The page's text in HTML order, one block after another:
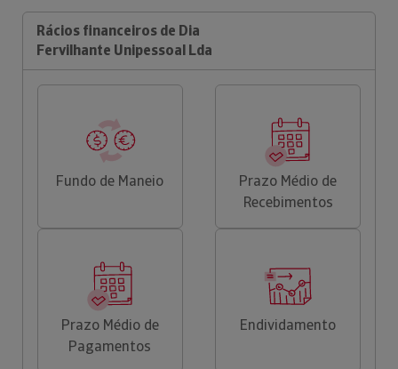
Rácios financeiros de Dia
Fervilhante Unipessoal Lda
Fundo de Maneio
Prazo Médio de
Recebimentos
Prazo Médio de
Pagamentos
Endividamento